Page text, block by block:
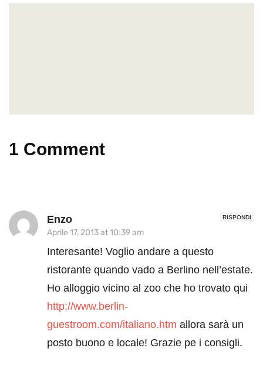
1 Comment
RISPONDI
Enzo
Aprile 17, 2013 at 10:39 am
Interesante! Voglio andare a questo
ristorante quando vado a Berlino nell’estate.
Ho alloggio vicino al zoo che ho trovato qui
http://www.berlin-
guestroom.com/italiano.htm allora sarà un
posto buono e locale! Grazie pe i consigli.